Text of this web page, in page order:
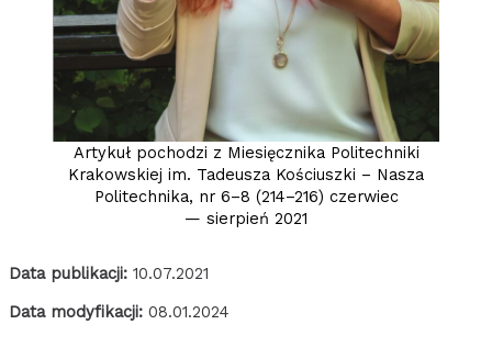
Artykuł pochodzi z Miesięcznika Politechniki
Krakowskiej im. Tadeusza Kościuszki – Nasza
Politechnika, nr 6–8 (214–216) czerwiec
— sierpień 2021
Data publikacji: 10.07.2021
Data modyfikacji: 08.01.2024